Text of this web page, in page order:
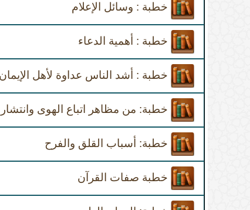
خطبة : وسائل الإعلام
خطبة : أهمية الدعاء
خطبة : أشد الناس عداوة لأهل الإيمان
خطبة: من مظاهر اتباع الهوى
خطبة: أسباب القلق والفرح
خطبة صفات القرآن